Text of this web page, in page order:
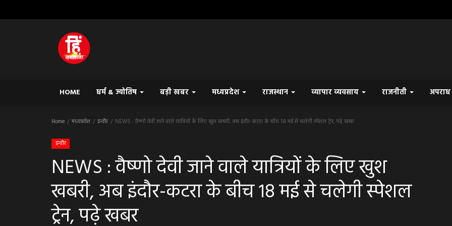
HOME धर्म & ज्योतिष बड़ी खबर मध्यप्रदेश राजस्थान व्यापार व्यवसाय राजनीती अपराध
Home मध्यप्रदेश इन्दौर NEWS : वैष्णो देवी जाने वाले यात्रियों के लिए खुश खबरी, अब इंदौर-कटरा के बीच 18 मई से चलेगी स्पेशल ट्रेन, पढ़े खबर
इन्दौर
NEWS : वैष्णो देवी जाने वाले यात्रियों के लिए खुश
खबरी, अब इंदौर-कटरा के बीच 18 मई से चलेगी स्पेशल
ट्रेन, पढ़े खबर